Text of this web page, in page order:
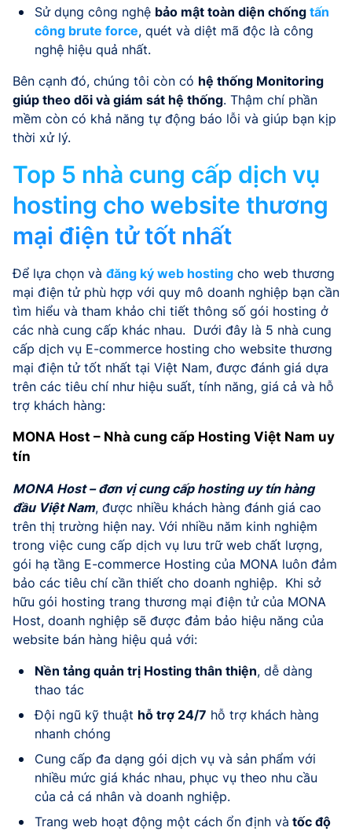
Sử dụng công nghệ bảo mật toàn diện chống tấn
công brute force, quét và diệt mã độc là công
nghệ hiệu quả nhất.
Bên cạnh đó, chúng tôi còn có hệ thống Monitoring
giúp theo dõi và giám sát hệ thống. Thậm chí phần
mềm còn có khả năng tự động báo lỗi và giúp bạn kịp
thời xử lý.
Top 5 nhà cung cấp dịch vụ
hosting cho website thương
mại điện tử tốt nhất
Để lựa chọn và đăng ký web hosting cho web thương
mại điện tử phù hợp với quy mô doanh nghiệp bạn cần
tìm hiểu và tham khảo chi tiết thông số gói hosting ở
các nhà cung cấp khác nhau. Dưới đây là 5 nhà cung
cấp dịch vụ E-commerce hosting cho website thương
mại điện tử tốt nhất tại Việt Nam, được đánh giá dựa
trên các tiêu chí như hiệu suất, tính năng, giá cả và hỗ
trợ khách hàng:
MONA Host – Nhà cung cấp Hosting Việt Nam uy
tín
MONA Host – đơn vị cung cấp hosting uy tín hàng
đầu Việt Nam, được nhiều khách hàng đánh giá cao
trên thị trường hiện nay. Với nhiều năm kinh nghiệm
trong việc cung cấp dịch vụ lưu trữ web chất lượng,
gói hạ tầng E-commerce Hosting của MONA luôn đảm
bảo các tiêu chí cần thiết cho doanh nghiệp. Khi sở
hữu gói hosting trang thương mại điện tử của MONA
Host, doanh nghiệp sẽ được đảm bảo hiệu năng của
website bán hàng hiệu quả với:
Nền tảng quản trị Hosting thân thiện, dễ dàng
thao tác
Đội ngũ kỹ thuật hỗ trợ 24/7 hỗ trợ khách hàng
nhanh chóng
Cung cấp đa dạng gói dịch vụ và sản phẩm với
nhiều mức giá khác nhau, phục vụ theo nhu cầu
của cả cá nhân và doanh nghiệp.
Trang web hoạt động một cách ổn định và tốc độ